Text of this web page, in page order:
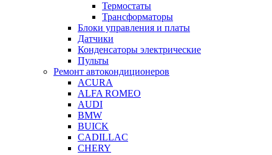
Термостаты
Трансформаторы
Блоки управления и платы
Датчики
Конденсаторы электрические
Пульты
Ремонт автокондиционеров
ACURA
ALFA ROMEO
AUDI
BMW
BUICK
CADILLAC
CHERY